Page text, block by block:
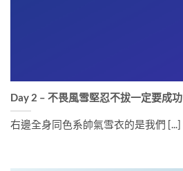
Day 2 – 不畏風雪堅忍不拔一定要成功
右邊全身同色系帥氣雪衣的是我們 [...]